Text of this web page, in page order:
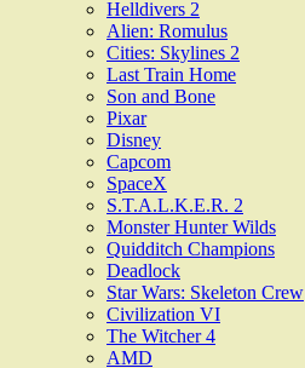
Helldivers 2
Alien: Romulus
Cities: Skylines 2
Last Train Home
Son and Bone
Pixar
Disney
Capcom
SpaceX
S.T.A.L.K.E.R. 2
Monster Hunter Wilds
Quidditch Champions
Deadlock
Star Wars: Skeleton Crew
Civilization VI
The Witcher 4
AMD